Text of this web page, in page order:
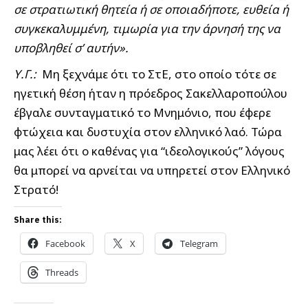
σε στρατιωτική θητεία ή σε οποιαδήποτε, ευθεία ή
συγκεκαλυμμένη, τιμωρία για την άρνησή της να
υποβληθεί σ’ αυτήν».
Υ.Γ.: Μη ξεχνάμε ότι το ΣτΕ, στο οποίο τότε σε
ηγετική θέση ήταν η πρόεδρος Σακελλαροπούλου
έβγαλε συνταγματικό το Μνημόνιο, που έφερε
φτώχεια και δυστυχία στον ελληνικό λαό. Τώρα
μας λέει ότι ο καθένας για “ιδεολογικούς” λόγους
θα μπορεί να αρνείται να υπηρετεί στον Ελληνικό
Στρατό!
Share this:
Facebook X Telegram
Threads